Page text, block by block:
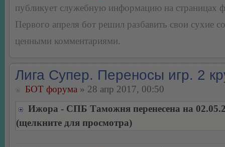
публикует служебную информацию на страницах
Первого апреля бот решил разбавить свои сухие
ценными комментариями.
Лига Супер. Переносы игр. 2
БОТ форума » 28 апр 2017, 00:50
Ижора - СПБ Таможня перенесена на
(щелкните для просмотра)